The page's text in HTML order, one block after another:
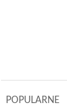
POPULARNE